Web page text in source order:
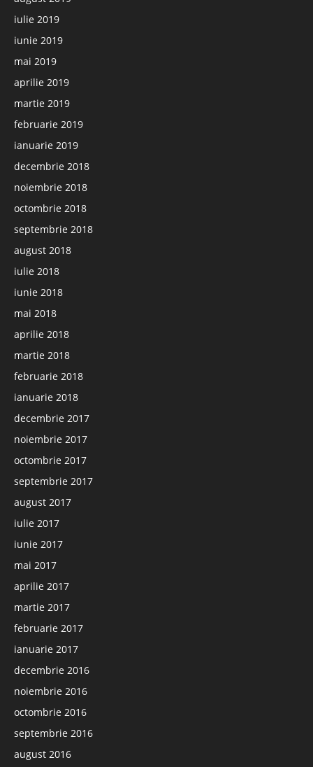
iulie 2019
iunie 2019
mai 2019
aprilie 2019
martie 2019
februarie 2019
ianuarie 2019
decembrie 2018
noiembrie 2018
octombrie 2018
septembrie 2018
august 2018
iulie 2018
iunie 2018
mai 2018
aprilie 2018
martie 2018
februarie 2018
ianuarie 2018
decembrie 2017
noiembrie 2017
octombrie 2017
septembrie 2017
august 2017
iulie 2017
iunie 2017
mai 2017
aprilie 2017
martie 2017
februarie 2017
ianuarie 2017
decembrie 2016
noiembrie 2016
octombrie 2016
septembrie 2016
august 2016